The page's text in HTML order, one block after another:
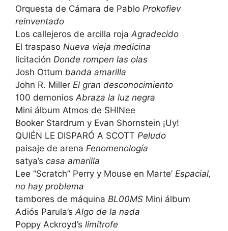
Orquesta de Cámara de Pablo Prokofiev
reinventado
Los callejeros de arcilla roja Agradecido
El traspaso Nueva vieja medicina
licitación Donde rompen las olas
Josh Ottum banda amarilla
John R. Miller El gran desconocimiento
100 demonios Abraza la luz negra
Mini álbum Atmos de SHINee
Booker Stardrum y Evan Shornstein ¡Uy!
QUIÉN LE DISPARÓ A SCOTT Peludo
paisaje de arena Fenomenología
satya’s casa amarilla
Lee “Scratch” Perry y Mouse en Marte’ Espacial,
no hay problema
tambores de máquina BL00MS Mini álbum
Adiós Parula’s Algo de la nada
Poppy Ackroyd’s limítrofe